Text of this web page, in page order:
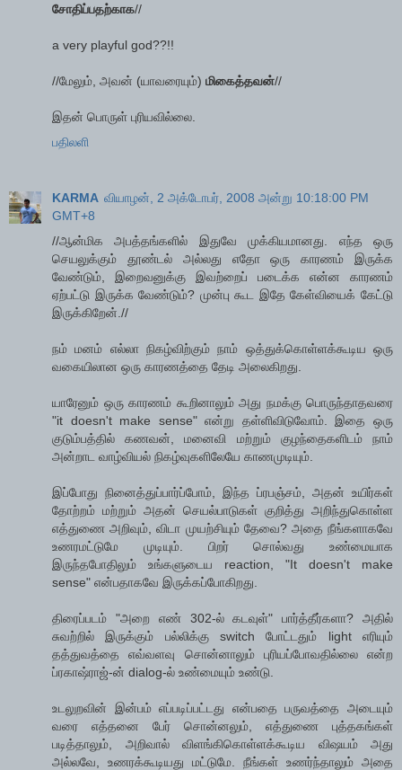
சோதிப்பதற்காக//
a very playful god??!!
//மேலும், அவன் (யாவரையும்) மிகைத்தவன்//
இதன் பொருள் புரியவில்லை.
பதிலளி
KARMA வியாழன், 2 அக்டோபர், 2008 அன்று 10:18:00 PM
GMT+8
//ஆன்மிக அபத்தங்களில் இதுவே முக்கியமானது. எந்த ஒரு
செயலுக்கும் தூண்டல் அல்லது எதோ ஒரு காரணம் இருக்க
வேண்டும், இறைவனுக்கு இவற்றைப் படைக்க என்ன காரணம்
ஏற்பட்டு இருக்க வேண்டும்? முன்பு கூட இதே கேள்வியைக் கேட்டு
இருக்கிறேன்.//
நம் மனம் எல்லா நிகழ்விற்கும் நாம் ஒத்துக்கொள்ளக்கூடிய ஒரு
வகையிலான ஒரு காரணத்தை தேடி அலைகிறது.
யாரேனும் ஒரு காரணம் கூறினாலும் அது நமக்கு பொருந்தாதவரை
"it doesn't make sense" என்று தள்ளிவிடுவோம். இதை ஒரு
குடும்பத்தில் கணவன், மனைவி மற்றும் குழந்தைகளிடம் நாம்
அன்றாட வாழ்வியல் நிகழ்வுகளிலேயே காணமுடியும்.
இப்போது நினைத்துப்பார்ப்போம், இந்த ப்ரபஞ்சம், அதன் உயிர்கள்
தோற்றம் மற்றும் அதன் செயல்பாடுகள் குறித்து அறிந்துகொள்ள
எத்துணை அறிவும், விடா முயற்சியும் தேவை? அதை நீங்களாகவே
உணரமட்டுமே முடியும். பிறர் சொல்வது உண்மையாக
இருந்தபோதிலும் உங்களுடைய reaction, "It doesn't make
sense" என்பதாகவே இருக்கப்போகிறது.
திரைப்படம் "அறை எண் 302-ல் கடவுள்" பார்த்தீர்களா? அதில்
சுவற்றில் இருக்கும் பல்லிக்கு switch போட்டதும் light எரியும்
தத்துவத்தை எவ்வளவு சொன்னாலும் புரியப்போவதில்லை என்ற
ப்ரகாஷ்ராஜ்-ன் dialog-ல் உண்மையும் உண்டு.
உடலுறவின் இன்பம் எப்படிப்பட்டது என்பதை பருவத்தை அடையும்
வரை எத்தனை பேர் சொன்னலும், எத்துணை புத்தகங்கள்
படித்தாலும், அறிவால் விளங்கிகொள்ளக்கூடிய விஷயம் அது
அல்லவே, உணரக்கூடியது மட்டுமே. நீங்கள் உணர்ந்தாலும் அதை